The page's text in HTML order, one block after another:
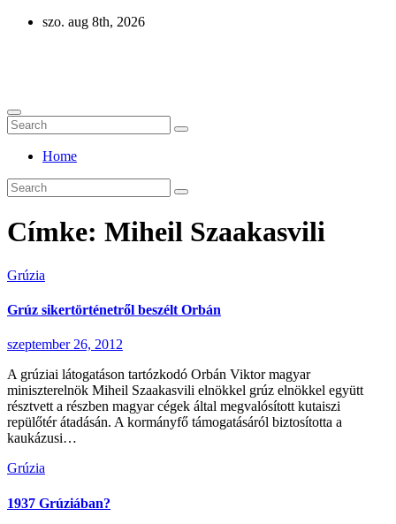
Skip
szo. aug 8th, 2026
Home
Címke: Miheil Szaakasvili
Grúzia
Grúz sikertörténetről beszélt Orbán
szeptember 26, 2012
A grúziai látogatáson tartózkodó Orbán Viktor magyar
miniszterelnök Miheil Szaakasvili elnökkel grúz elnökkel együtt
résztvett a részben magyar cégek által megvalósított kutaiszi
repülőtér átadásán. A kormányfő támogatásáról biztosította a
kaukázusi…
Grúzia
1937 Grúziában?